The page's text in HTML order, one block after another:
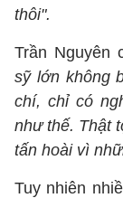
thôi".
Trần Nguyên
sỹ lớn không
chí, chỉ có
như thế. Thật
tấn hoài vì
Tuy nhiên